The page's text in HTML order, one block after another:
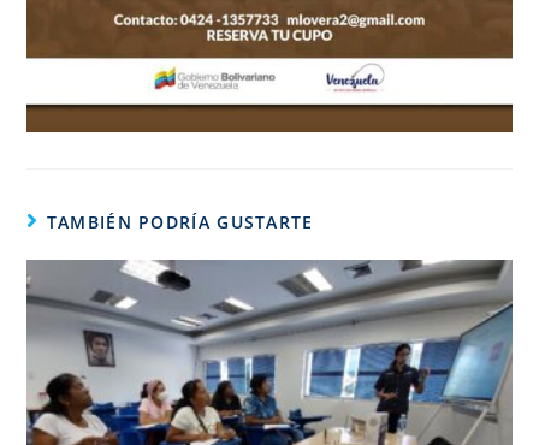
TAMBIÉN PODRÍA GUSTARTE